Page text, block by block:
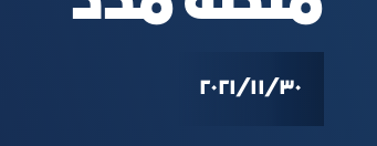
٣٠‏/١١‏/٢٠٢١